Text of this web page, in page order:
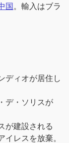
国 。輸入はブラ
ディオが居住し
デ・ソリスが
が建設される
イレスを放棄。